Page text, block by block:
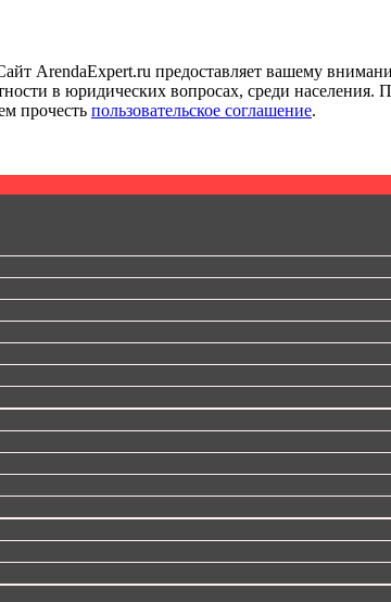
ArendaExpert.ru предоставляет вашему
в юридических вопросах, среди населения.
прочесть пользовательское соглашение.